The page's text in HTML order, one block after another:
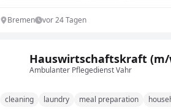
Bremen vor 24 Tagen
Hauswirtschaftskraft
Ambulanter Pflegedienst Vahr
cleaning laundry meal preparation